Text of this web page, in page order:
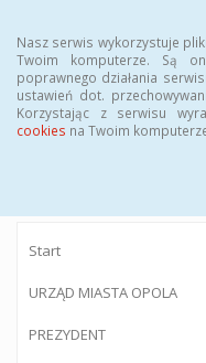
Nasz serwis wykorzystuje
Twoim komputerze. Są
poprawnego działania
ustawień dot.
Korzystając z serwisu
cookies na Twoim
BIULETYN
Start
URZĄD MIASTA OPOLA
PREZYDENT